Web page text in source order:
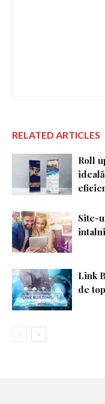
RELATED ARTICLES
Roll
Site-
Link
de top